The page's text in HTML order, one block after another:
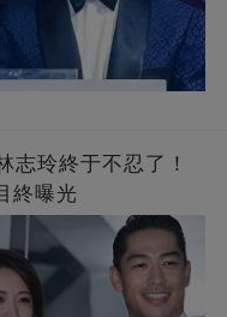
志玲終于不忍了！
終曝光